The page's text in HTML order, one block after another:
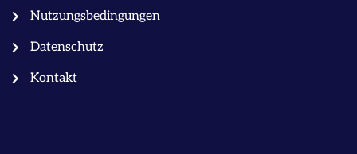
Nutzungsbedingungen
Datenschutz
Kontakt